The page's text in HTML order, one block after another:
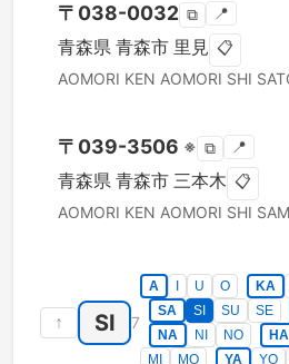
〒 038-0032 ⧉ 📍
青森県 青森市 里見 📋
AOMORI KEN AOMORI SHI
〒 039-3506 ※ ⧉ 📍
青森県 青森市 三本木 📋
AOMORI KEN AOMORI SHI
↑ SI 7
A U O KA
SA
SI SU SE
NA
NI NO HA
MI
MO YA YO